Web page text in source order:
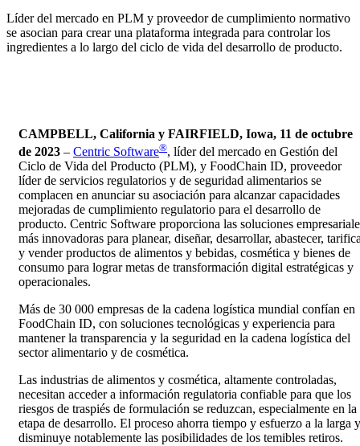
Líder del mercado en PLM y proveedor de cumplimiento normativo
se asocian para crear una plataforma integrada para controlar los
ingredientes a lo largo del ciclo de vida del desarrollo de producto.
CAMPBELL, California y FAIRFIELD, Iowa, 11 de octubre
de 2023 – Centric Software®, líder del mercado en Gestión del
Ciclo de Vida del Producto (PLM), y FoodChain ID, proveedor
líder de servicios regulatorios y de seguridad alimentarios se
complacen en anunciar su asociación para alcanzar capacidades
mejoradas de cumplimiento regulatorio para el desarrollo de
producto. Centric Software proporciona las soluciones
más innovadoras para planear, diseñar, desarrollar, abastecer,
y vender productos de alimentos y bebidas, cosmética y bienes de
consumo para lograr metas de transformación digital estratégicas y
operacionales.
Más de 30 000 empresas de la cadena logística mundial confían en
FoodChain ID, con soluciones tecnológicas y experiencia para
mantener la transparencia y la seguridad en la cadena logística del
sector alimentario y de cosmética.
Las industrias de alimentos y cosmética, altamente controladas,
necesitan acceder a información regulatoria confiable para que los
riesgos de traspiés de formulación se reduzcan, especialmente en la
etapa de desarrollo. El proceso ahorra tiempo y esfuerzo a la larga y
disminuye notablemente las posibilidades de los temibles retiros.